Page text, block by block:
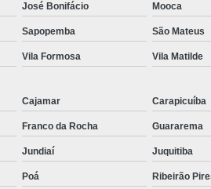
Pigmentação no Couro
Preenchimento Capilar com
Preenchimento Capilar
Preenchimento Capilar em
Preenchimento Capilar
Preenchimento Capilar nas
Diminuir Testa
Tratamento de
José Bonifácio Mooca
Sapopemba São Mateus
Vila Formosa Vila Matilde
Cajamar Carapicuíba
Franco da Rocha Guararema
Jundiaí Juquitiba
Poá Ribeirão